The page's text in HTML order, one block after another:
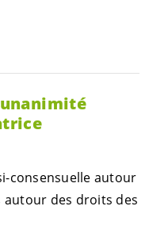
unanimité
consensuelle autour
autour des droits des